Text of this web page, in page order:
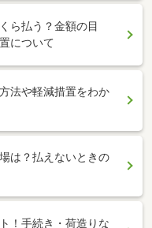
ら払う？金額の目
について
法や軽減措置をわか
は？払えないときの
！手続き・荷造りな